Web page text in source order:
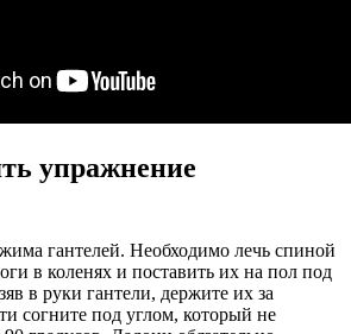
упражнение
гантелей. Необходимо лечь спиной
в коленях и поставить их на пол под
в руки гантели, держите их за
согните под углом, который не